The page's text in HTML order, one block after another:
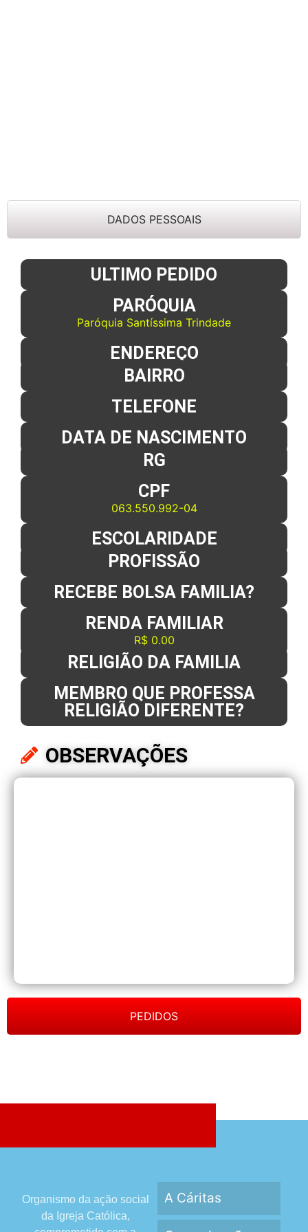
DADOS PESSOAIS
PEDIDOS
ULTIMO PEDIDO
PARÓQUIA
Paróquia Santíssima Trindade
ENDEREÇO
BAIRRO
TELEFONE
DATA DE NASCIMENTO
RG
CPF
063.550.992-04
ESCOLARIDADE
PROFISSÃO
RECEBE BOLSA FAMILIA?
RENDA FAMILIAR
R$ 0.00
RELIGIÃO DA FAMILIA
MEMBRO QUE PROFESSA
RELIGIÃO DIFERENTE?
OBSERVAÇÕES
Organismo da ação social
da Igreja Católica,
A Cáritas